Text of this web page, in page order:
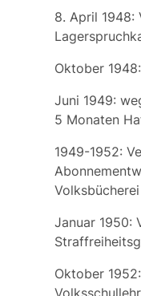
8. April 1948:
Oktober
Juni 1949:
5 Monaten
1949-1952:
Volksbücherei
Januar 1950:
Oktober